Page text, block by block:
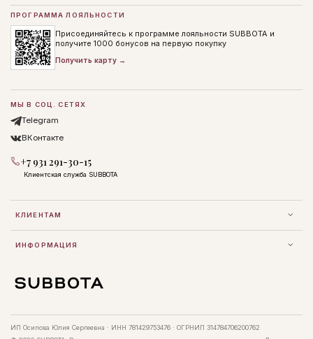
КЛИЕНТАМ
ИНФОРМАЦИЯ
ПРОГРАММА ЛОЯЛЬНОСТИ
Присоединяйтесь к программе лояльности SUBBOTA и
получите 1000 бонусов на первую покупку
Получить карту →
МЫ В СОЦ. СЕТЯХ
Telegram
ВКонтакте
+7 931 291-30-15
Клиентская служба SUBBOTA
ИП Осипова Юлия Сергеевна · ИНН 781429753476 · ОГРНИП 314784706200762